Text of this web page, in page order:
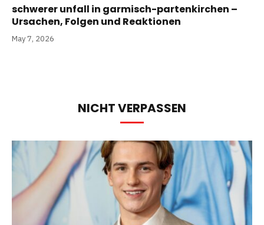
schwerer unfall in garmisch-partenkirchen –
Ursachen, Folgen und Reaktionen
May 7, 2026
NICHT VERPASSEN